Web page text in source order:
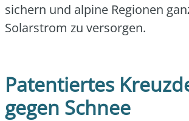
sichern und alpi­ne Regio­nen
Solar­strom zu ver­sor­gen.
Patentiertes
gegen Schnee